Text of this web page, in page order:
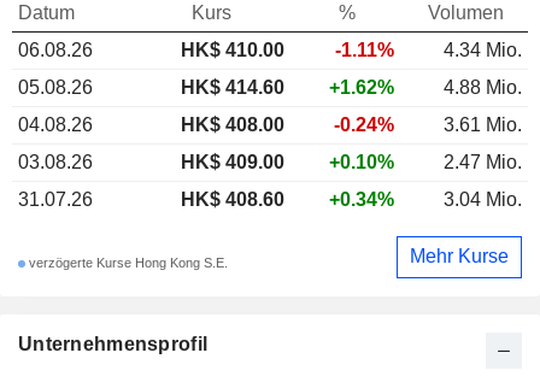
Unternehmensprofil
Datum Kurs %
Volumen
06.08.26
HK$ 410.00 -1.11%
4.34 Mio.
05.08.26
HK$ 414.60 +1.62%
4.88 Mio.
04.08.26
HK$ 408.00 -0.24%
3.61 Mio.
03.08.26
HK$ 409.00 +0.10%
2.47 Mio.
31.07.26
HK$ 408.60 +0.34% 3.04 Mio.
verzögerte Kurse Hong Kong S.E. Mehr Kurse